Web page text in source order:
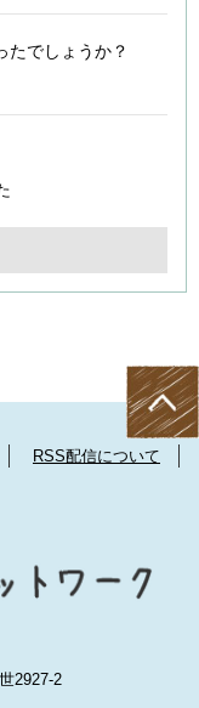
たでしょうか？
RSS配信について
2927-2